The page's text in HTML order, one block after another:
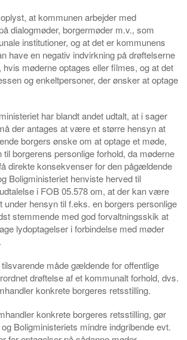
at kommunen arbejder med
dialogmøder, borgermøder m.v., som
institutioner, og at det er kommunens
have en negativ indvirkning på drøftelserne
hvis møderne optages eller filmes, og at det
og enkeltpersoner, der ønsker at optage
har blandt andet udtalt, at i sager
der antages at være et større hensyn at
borgers ønske om at optage et møde,
til borgerens personlige forhold, da møderne
direkte konsekvenser for den pågældende
Boligministeriet henviste herved til
i FOB 05.578 om, at der kan være
under hensyn til f.eks. en borgers personlige
stemmende med god forvaltningsskik at
lydoptagelser i forbindelse med møder
måde gældende for offentlige
drøftelse af et kommunalt forhold, dvs.
konkrete borgeres retsstilling.
konkrete borgeres retsstilling, gør
Boligministeriets mindre indgribende evt.